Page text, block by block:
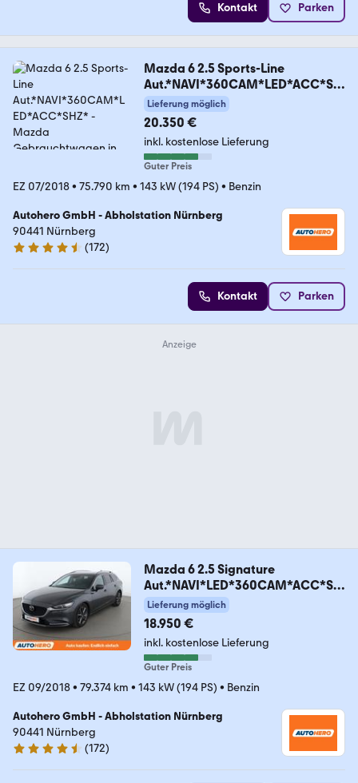
Kontakt Parken
Mazda 6 2.5 Sports-Line
Aut.*NAVI*360CAM*LED*ACC*SH
Z*
Lieferung möglich
20.350 €
inkl. kostenlose Lieferung
Guter Preis
EZ 07/2018• 75.790 km • 143 kW (194 PS) • Benzin
Autohero GmbH - Abholstation Nürnberg
90441 Nürnberg
4.5 Sterne
(172)
Kontakt Parken
Mazda 6 2.5 Signature
Aut.*NAVI*LED*360CAM*ACC*SH
Z*LHZ
Lieferung möglich
18.950 €
inkl. kostenlose Lieferung
Guter Preis
EZ 09/2018• 79.374 km • 143 kW (194 PS) • Benzin
Autohero GmbH - Abholstation Nürnberg
90441 Nürnberg
4.5 Sterne
(172)